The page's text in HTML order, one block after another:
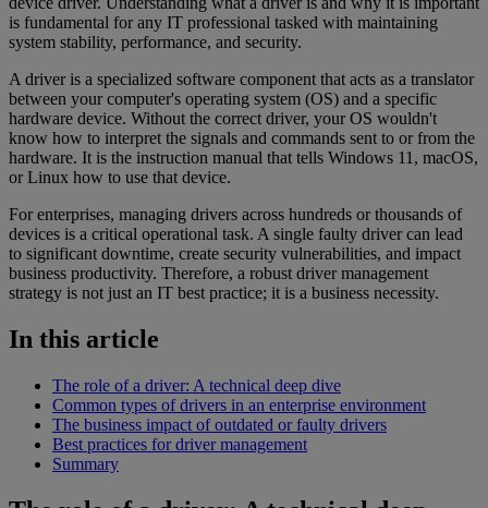
is fundamental for any IT professional tasked with maintaining
system stability, performance, and security.
A driver is a specialized software component that acts as a translator
between your computer's operating system (OS) and a specific
hardware device. Without the correct driver, your OS wouldn't
know how to interpret the signals and commands sent to or from the
hardware. It is the instruction manual that tells Windows 11, macOS,
or Linux how to use that device.
For enterprises, managing drivers across hundreds or thousands of
devices is a critical operational task. A single faulty driver can lead
to significant downtime, create security vulnerabilities, and impact
business productivity. Therefore, a robust driver management
strategy is not just an IT best practice; it is a business necessity.
In this article
The role of a driver: A technical deep dive
Common types of drivers in an enterprise environment
The business impact of outdated or faulty drivers
Best practices for driver management
Summary